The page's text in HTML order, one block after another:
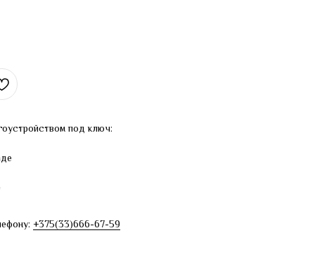
под ключ:
+375(33)666-67-59